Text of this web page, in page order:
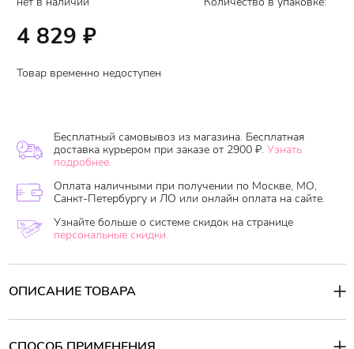
4 829 ₽
Товар временно недоступен
Бесплатный самовывоз из магазина. Бесплатная
доставка курьером при заказе от 2900 ₽. Узнать
подробнее.
Оплата наличными при получении по Москве, МО,
Санкт-Петербургу и ЛО или онлайн оплата на сайте.
Узнайте больше о системе скидок на странице
персональные скидки.
ОПИСАНИЕ ТОВАРА
Кушон Yu-r Moist Layer Cushion-является
скрывает недостатки кожи и оказывает ухаживающее